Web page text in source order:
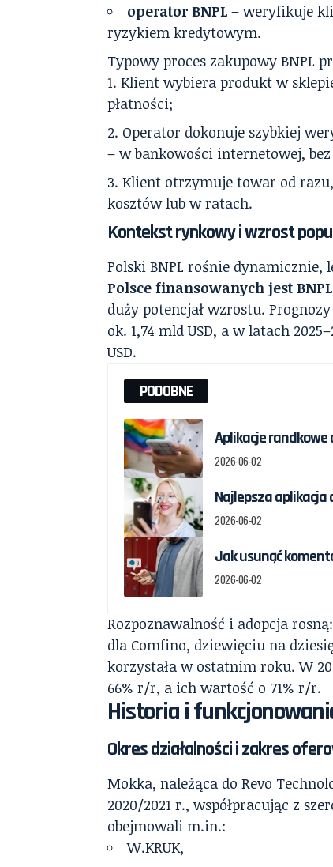
operator BNPL – weryfikuje
ryzykiem kredytowym.
Typowy proces zakupowy BNPL
Klient wybiera produkt w
płatności;
Operator dokonuje szybkiej
– w bankowości internetowej,
Klient otrzymuje towar od
kosztów lub w ratach.
Kontekst rynkowy i wzrost
Polski BNPL rośnie
Polsce finansowanych jest
duży potencjał wzrostu.
ok. 1,74 mld USD, a w latach
USD.
PODOBNE
Aplikacje randkowe
2026-06-02
Najlepsza
2026-06-02
Jak usunąć
2026-06-02
Rozpoznawalność i adopcja
dla Comfino, dziewięciu na
korzystała w ostatnim roku. W
66% r/r, a ich wartość o 71% r/r.
Historia i
Okres działalności i zakres
Mokka, należąca do Revo
2020/2021 r., współpracując z
obejmowali m.in.:
W.KRUK,